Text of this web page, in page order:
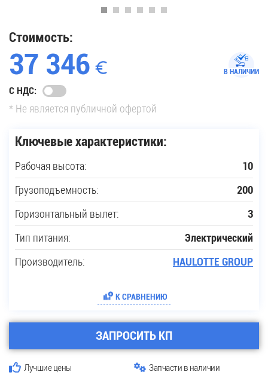
Купить новую технику
Сферы применения
Запчасти
Услуги
О компании
Контакты
Ключевые характеристики:
Рабочая высота: 10
Грузоподъемность: 200
Горизонтальный вылет: 3
Тип питания: Электрический
Производитель: HAULOTTE GROUP
К СРАВНЕНИЮ
ЗАПРОСИТЬ КП
Лучшие цены Запчасти в наличии
Стоимость:
37 346 В НАЛИЧИИ
С НДС:
* Не является публичной офертой